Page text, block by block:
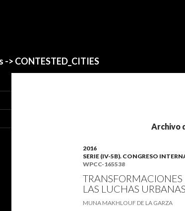
> CONTESTED_CITIES
Archivo
2016
SERIE (IV-5B). CONGRESO
WPCC-165538
LAS LUCHAS
MUNA MAKHLOUF DE LA GARZA